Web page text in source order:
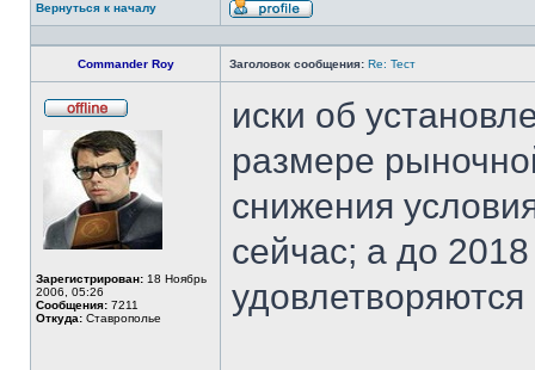
Вернуться к началу
Профиль
Commander Roy Заголовок сообщения: Re: Тест
в
сети
Зарегистрирован: 18 Ноябрь
2006, 05:26
Сообщения: 7211
Откуда: Ставрополье
иски об
размере
снижения
сейчас; а до
удовлетворяются